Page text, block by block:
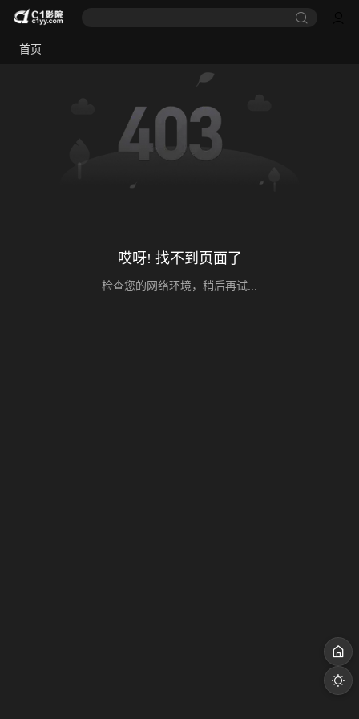
首页
哎呀! 找不到页面了
检查您的网络环境，稍后再试...